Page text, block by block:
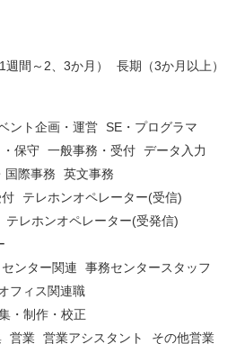
週間～2、3か月） 長期（3か月以上）
ント企画・運営 SE・プログラマ
保守 一般事務・受付 データ入力
国際事務
英文事務
テレホンオペレーター(受信)
テレホンオペレーター(受発信)
ンター関連
事務センタースタッフ
フィス関連職
・制作・校正
営業 営業アシスタント
その他営業